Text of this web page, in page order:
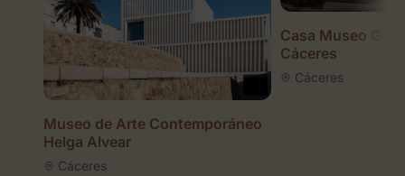
Museo de Arte Contemporáneo
Helga Alvear
Cáceres
Casa Museo
Cáceres
Cáceres